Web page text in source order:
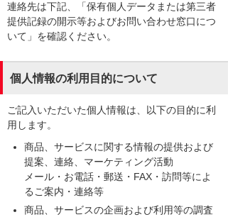
連絡先は下記、「保有個人データまたは第三者
提供記録の開示等およびお問い合わせ窓口につ
いて」を確認ください。
個人情報の利用目的について
ご記入いただいた個人情報は、以下の目的に利
用します。
商品、サービスに関する情報の提供および
提案、連絡、マーケティング活動
メール・お電話・郵送・FAX・訪問等によ
るご案内・連絡等
商品、サービスの企画および利用等の調査